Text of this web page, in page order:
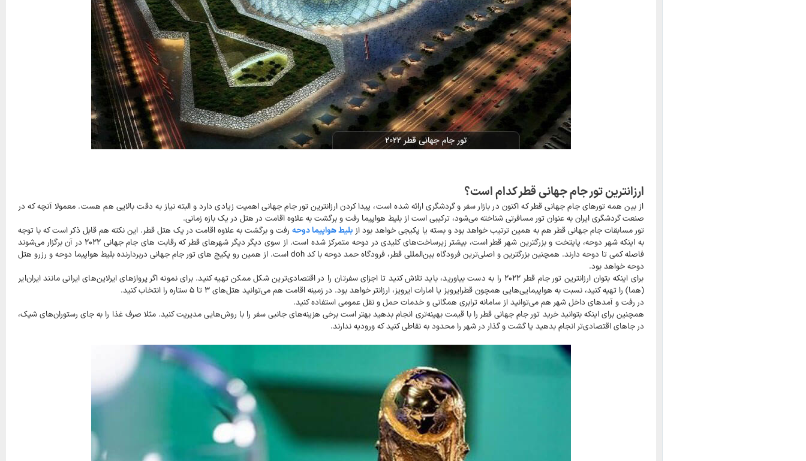
ارزانترین تور جام جهانی قطر کدام است؟
از بین همه تورهای جام جهانی قطر که اکنون در بازار سفر و گردشگری ارائه شده است، پیدا کردن ارزانترین تور جام جهانی اهمیت زیادی دارد و البته نیاز به دقت بالایی هم هست. معمولا آنچه که در
صنعت گردشگری ایران به عنوان تور مسافرتی شناخته می‌شود، ترکیبی است از بلیط هواپیما رفت و برگشت به علاوه اقامت در هتل در یک بازه زمانی.
تور مسابقات جام جهانی قطر هم به همین ترتیب خواهد بود و بسته یا پکیجی خواهد بود از بلیط هواپیما دوحه رفت و برگشت به علاوه اقامت در یک هتل قطر. این نکته هم قابل ذکر است که با توجه
به اینکه شهر دوحه، پایتخت و بزرگترین شهر قطر است، بیشتر زیرساخت‌های کلیدی در دوحه متمرکز شده است. از سوی دیگر دیگر شهرهای قطر که رقابت های جام جهانی ۲۰۲۲ در آن برگزار می‌شوند
فاصله کمی تا دوحه دارند. همچنین بزرگترین و اصلی‌ترین فرودگاه بین‌المللی قطر، فرودگاه حمد دوحه با کد doh است. از همین رو پکیج های تور جام جهانی دربردارنده بلیط هواپیما دوحه و رزرو هتل
دوحه خواهد بود.
برای اینکه بتوان ارزانترین تور جام قطر ۲۰۲۲ را به دست بیاورید، باید تلاش کنید تا اجزای سفرتان را در اقتصادی‌ترین شکل ممکن تهیه کنید. برای نمونه اگر پروازهای ایرلاین‌های ایرانی مانند ایران‌ایر
(هما) را تهیه کنید، نسبت به هواپیمایی‌هایی همچون قطرایرویز یا امارات ایرویز، ارزانتر خواهد بود. در زمینه اقامت هم می‌توانید هتل‌های ۳ تا ۵ ستاره را انتخاب کنید.
در رفت و آمدهای داخل شهر هم می‌توانید از سامانه ترابری همگانی و خدمات حمل و نقل عمومی استفاده کنید.
همچنین برای اینکه بتوانید خرید تور جام جهانی قطر را با قیمت بهینه‌تری انجام بدهید بهتر است برخی هزینه‌های جانبی سفر را با روش‌هایی مدیریت کنید. مثلا صرف غذا را به جای رستوران‌های شیک،
در جاهای اقتصادی‌تر انجام بدهید یا گشت و گذار در شهر را محدود به نقاطی کنید که ورودیه ندارند.